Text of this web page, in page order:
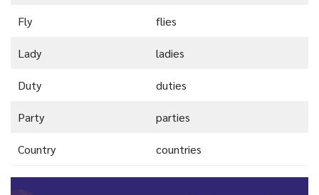
Fly flies
Lady ladies
Duty duties
Party parties
Country countries